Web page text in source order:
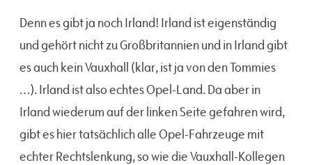
Denn es gibt ja noch Irland! Irland ist eigenständig
und gehört nicht zu Großbritannien und in Irland gibt
es auch kein Vauxhall (klar, ist ja von den Tommies
…). Irland ist also echtes Opel-Land. Da aber in
Irland wiederum auf der linken Seite gefahren wird,
gibt es hier tatsächlich alle Opel-Fahrzeuge mit
echter Rechtslenkung, so wie die Vauxhall-Kollegen